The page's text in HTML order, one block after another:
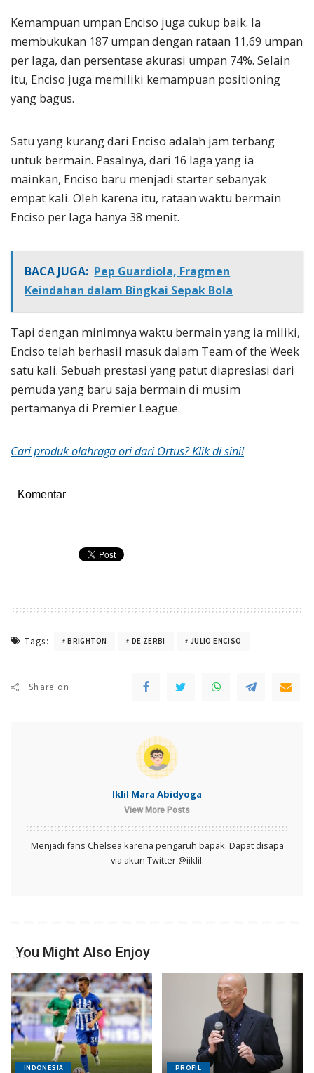
Kemampuan umpan Enciso juga cukup baik. Ia
membukukan 187 umpan dengan rataan 11,69 umpan
per laga, dan persentase akurasi umpan 74%. Selain
itu, Enciso juga memiliki kemampuan positioning
yang bagus.
Satu yang kurang dari Enciso adalah jam terbang
untuk bermain. Pasalnya, dari 16 laga yang ia
mainkan, Enciso baru menjadi starter sebanyak
empat kali. Oleh karena itu, rataan waktu bermain
Enciso per laga hanya 38 menit.
BACA JUGA: Pep Guardiola, Fragmen
Keindahan dalam Bingkai Sepak Bola
Tapi dengan minimnya waktu bermain yang ia miliki,
Enciso telah berhasil masuk dalam Team of the Week
satu kali. Sebuah prestasi yang patut diapresiasi dari
pemuda yang baru saja bermain di musim
pertamanya di Premier League.
Cari produk olahraga ori dari Ortus? Klik di sini!
Komentar
Tags: BRIGHTON DE ZERBI JULIO ENCISO
Share on
Iklil Mara Abidyoga
View More Posts
Menjadi fans Chelsea karena pengaruh bapak. Dapat disapa
via akun Twitter @iiklil.
You Might Also Enjoy
INDONESIA PROFIL